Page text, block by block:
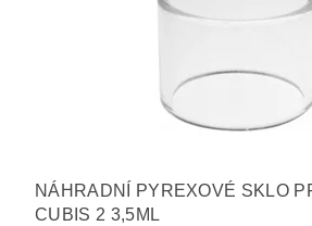
NÁHRADNÍ PYREXOVÉ SKLO
CUBIS 2 3,5ML